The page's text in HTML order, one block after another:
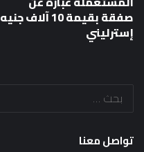
صفقة بقيمة 10 آلاف جنيه
إسترليني
تواصل معنا